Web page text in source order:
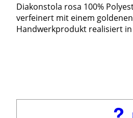
Diakonstola rosa 100%
verfeinert mit einem
Handwerkprodukt realisiert